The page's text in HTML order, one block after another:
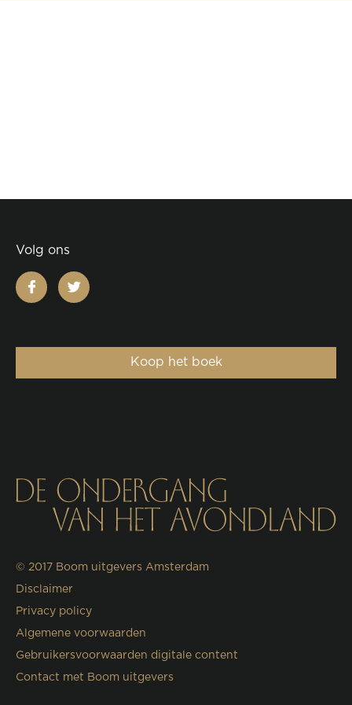
Volg ons
facebooktwitter
Koop het boek
© 2017 Boom uitgevers Amsterdam
Disclaimer
Privacy policy
Algemene voorwaarden
Gebruikersvoorwaarden digitale content
Contact met Boom uitgevers